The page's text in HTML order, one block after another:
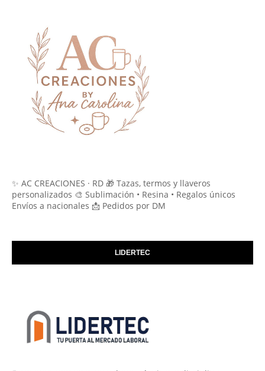
✨ AC CREACIONES · RD 🎁 Tazas, termos y llaveros
personalizados 🎨 Sublimación • Resina • Regalos únicos
Envíos a nacionales 📩 Pedidos por DM
LIDERTEC